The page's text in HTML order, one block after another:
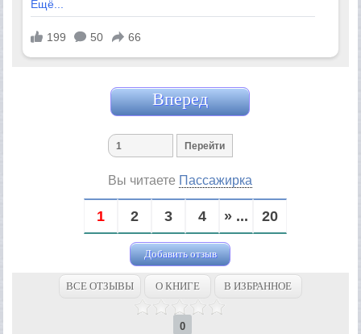
Вперед
Вы читаете Пассажирка
1 2 3 4 » ... 20
Добавить отзыв
ВСЕ ОТЗЫВЫ О КНИГЕ В ИЗБРАННОЕ
0